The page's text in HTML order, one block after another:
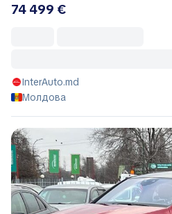
74 499 €
InterAuto.md
Молдова